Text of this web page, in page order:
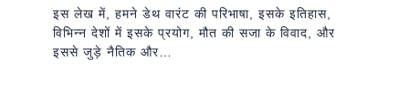
इस लेख में, हमने डेथ वारंट की परिभाषा, इसके इतिहास,
विभिन्न देशों में इसके प्रयोग, मौत की सजा के विवाद, और
इससे जुड़े नैतिक और…